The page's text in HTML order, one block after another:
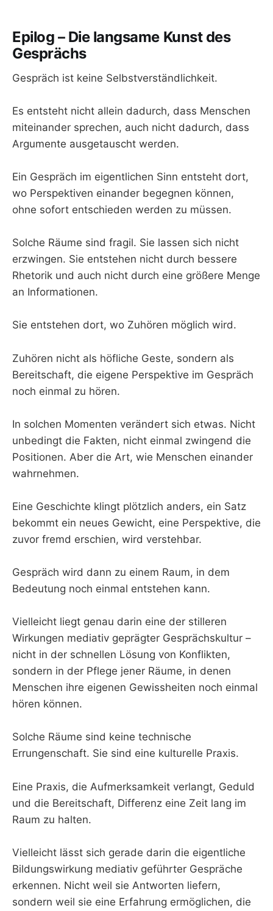
Epilog – Die langsame Kunst des
Gesprächs
Gespräch ist keine Selbstverständlichkeit.
Es entsteht nicht allein dadurch, dass Menschen
miteinander sprechen, auch nicht dadurch, dass
Argumente ausgetauscht werden.
Ein Gespräch im eigentlichen Sinn entsteht dort,
wo Perspektiven einander begegnen können,
ohne sofort entschieden werden zu müssen.
Solche Räume sind fragil. Sie lassen sich nicht
erzwingen. Sie entstehen nicht durch bessere
Rhetorik und auch nicht durch eine größere Menge
an Informationen.
Sie entstehen dort, wo Zuhören möglich wird.
Zuhören nicht als höfliche Geste, sondern als
Bereitschaft, die eigene Perspektive im Gespräch
noch einmal zu hören.
In solchen Momenten verändert sich etwas. Nicht
unbedingt die Fakten, nicht einmal zwingend die
Positionen. Aber die Art, wie Menschen einander
wahrnehmen.
Eine Geschichte klingt plötzlich anders, ein Satz
bekommt ein neues Gewicht, eine Perspektive, die
zuvor fremd erschien, wird verstehbar.
Gespräch wird dann zu einem Raum, in dem
Bedeutung noch einmal entstehen kann.
Vielleicht liegt genau darin eine der stilleren
Wirkungen mediativ geprägter Gesprächskultur –
nicht in der schnellen Lösung von Konflikten,
sondern in der Pflege jener Räume, in denen
Menschen ihre eigenen Gewissheiten noch einmal
hören können.
Solche Räume sind keine technische
Errungenschaft. Sie sind eine kulturelle Praxis.
Eine Praxis, die Aufmerksamkeit verlangt, Geduld
und die Bereitschaft, Differenz eine Zeit lang im
Raum zu halten.
Vielleicht lässt sich gerade darin die eigentliche
Bildungswirkung mediativ geführter Gespräche
erkennen. Nicht weil sie Antworten liefern,
sondern weil sie eine Erfahrung ermöglichen, die